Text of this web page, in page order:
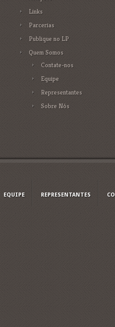
Links
Parcerias
Publique no LP
Quem Somos
Contate-nos
Equipe
Representantes
Sobre Nós
EQUIPE REPRESENTANTES